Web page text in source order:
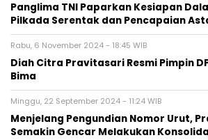
Panglima TNI Paparkan Kesiapan
Pilkada Serentak dan Pencapaian
Rabu, 6 November 2024 - 18:45 WIB
Diah Citra Pravitasari Resmi Pimpin
Bima
Minggu, 22 September 2024 - 11:24 WIB
Menjelang Pengundian Nomor Urut,
Semakin Gencar Melakukan